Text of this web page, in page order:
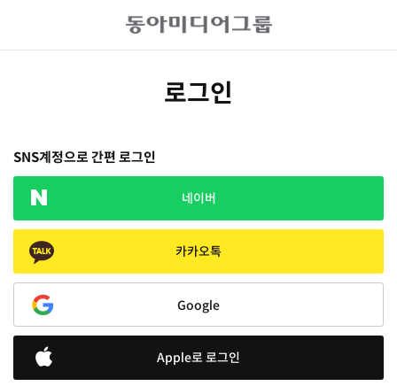
로그인
SNS계정으로 간편 로그인
네이버
카카오톡
Google
Apple로 로그인